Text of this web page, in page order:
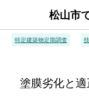
松山市
特定建築物定期調査
塗膜劣化と